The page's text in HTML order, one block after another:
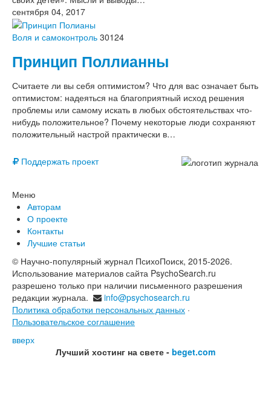
сентября 04, 2017
Воля и самоконтроль 30124
Принцип Поллианны
Считаете ли вы себя оптимистом? Что для вас означает быть
оптимистом: надеяться на благоприятный исход решения
проблемы или самому искать в любых обстоятельствах что-
нибудь положительное? Почему некоторые люди сохраняют
положительный настрой практически в…
Поддержать проект
Меню
Авторам
О проекте
Контакты
Лучшие статьи
© Научно-популярный журнал ПсихоПоиск, 2015-2026.
Использование материалов сайта PsychoSearch.ru
разрешено только при наличии письменного разрешения
редакции журнала.
info@psychosearch.ru
Политика обработки персональных данных ·
Пользовательское соглашение
вверх
Лучший хостинг на свете - beget.com